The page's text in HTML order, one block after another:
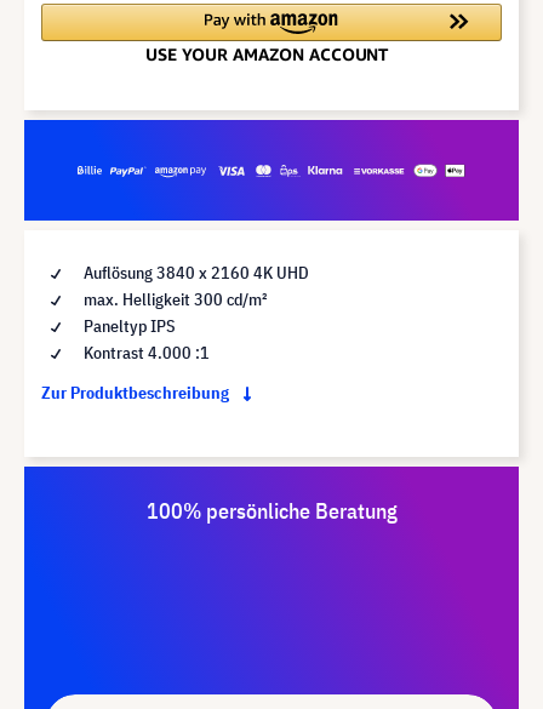
Auflösung 3840 x 2160 4K UHD
max. Helligkeit 300 cd/m²
Paneltyp IPS
Kontrast 4.000 :1
Zur Produktbeschreibung
100% persönliche Beratung